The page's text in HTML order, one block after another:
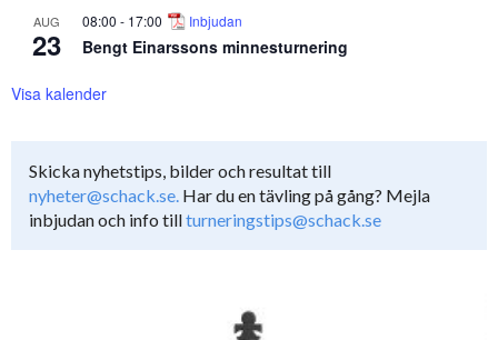
AUG
23
08:00 - 17:00 Inbjudan
Bengt Einarssons minnesturnering
Visa kalender
Skicka nyhetstips, bilder och resultat till
nyheter@schack.se. Har du en tävling på gång? Mejla
inbjudan och info tillturneringstips@schack.se